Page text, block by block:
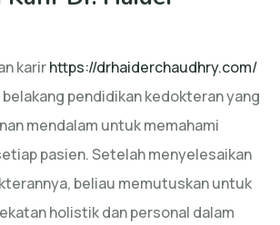
karirhttps://drhaiderchaudhry.com/
pendidikan kedokteran yang
mendalam untuk memahami
pasien. Setelah menyelesaikan
beliau memutuskan untuk
holistik dan personal dalam